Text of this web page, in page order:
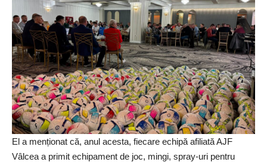
El a menționat că, anul acesta, fiecare echipă afiliată AJF
Vâlcea a primit echipament de joc, mingi, spray-uri pentru